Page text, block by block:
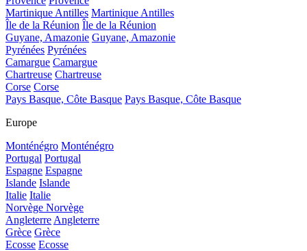
Martinique Antilles Martinique Antilles
Île de la Réunion Île de la Réunion
Guyane, Amazonie Guyane, Amazonie
Pyrénées Pyrénées
Camargue Camargue
Chartreuse Chartreuse
Corse Corse
Pays Basque, Côte Basque Pays Basque, Côte Basque
Europe
Monténégro Monténégro
Portugal Portugal
Espagne Espagne
Islande Islande
Italie Italie
Norvège Norvège
Angleterre Angleterre
Grèce Grèce
Ecosse Ecosse